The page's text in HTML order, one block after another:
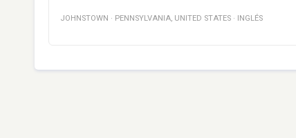
JOHNSTOWN · PENNSYLVANIA, UNITED STATES · INGLÉS